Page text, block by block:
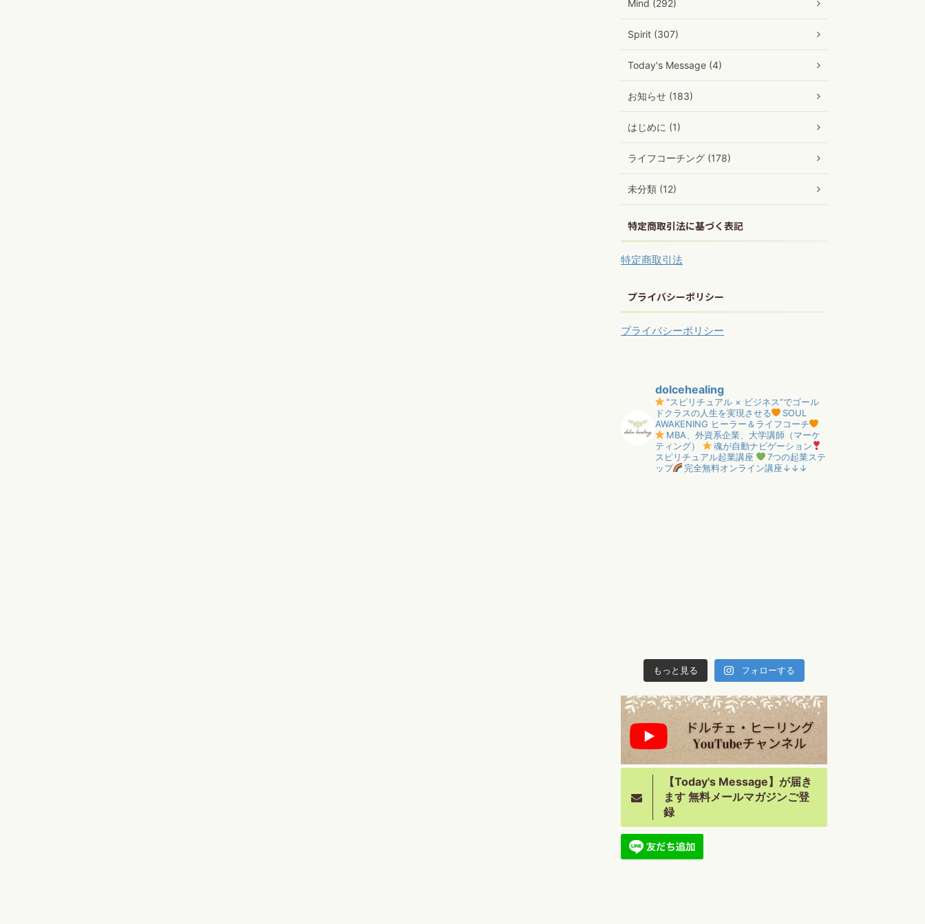
Mind (292)
Spirit (307)
Today's Message (4)
お知らせ (183)
はじめに (1)
ライフコーチング (178)
未分類 (12)
特定商取引法に基づく表記
特定商取引法
プライバシーポリシー
プライバシーポリシー
dolcehealing
"スピリチュアル × ビジネス”でゴール
ドクラスの人生を実現させる
SOUL
AWAKENING ヒーラー＆ライフコーチ
MBA、外資系企業、大学講師（マーケ
ティング）
魂が自動ナビゲーション
スピリチュアル起業講座
7つの起業ステ
ップ
完全無料オンライン講座↓↓↓
もっと見る フォローする
【Today's Message】が届き
ます 無料メールマガジンご登
録